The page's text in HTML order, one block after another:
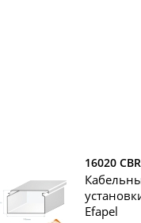
16020 CBR
Efapel